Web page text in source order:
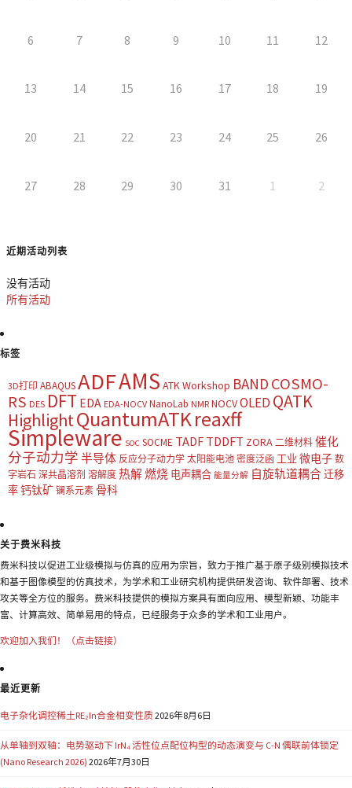
6 7 8 9 10 11 12
13 14 15 16 17 18 19
20 21 22 23 24 25 26
27 28 29 30 31 1 2
近期活动列表
没有活动
所有活动
标签
3D打印 ABAQUSADFAMS ATK Workshop BAND COSMO-
RS DES DFT EDA EDA-NOCV NanoLab NMR NOCVOLED QATK
HighlightQuantumATKreaxff
Simpleware SOC SOCME TADF TDDFT ZORA 二维材料 催化
分子动力学 半导体 反应分子动力学 太阳能电池 密度泛函 工业 微电子 数
字岩石 深共晶溶剂 溶解度 热解燃烧 电声耦合 能量分解 自旋轨道耦合迁移
率钙钛矿 镧系元素 骨科
关于费米科技
费米科技以促进工业级模拟与仿真的应用为宗旨，致力于推广基于原子级别模拟技术
和基于图像模型的仿真技术，为学术和工业研究机构提供研发咨询、软件部署、技术
攻关等全方位的服务。费米科技提供的模拟方案具有面向应用、模型新颖、功能丰
富、计算高效、简单易用的特点，已经服务于众多的学术和工业用户。
欢迎加入我们！（点击链接）
最近更新
电子杂化调控稀土RE₂In合金相变性质2026年8月6日
从单轴到双轴：电势驱动下 IrN₄ 活性位点配位构型的动态演变与 C-N 偶联前体锁定
(Nano Research 2026) 2026年7月30日